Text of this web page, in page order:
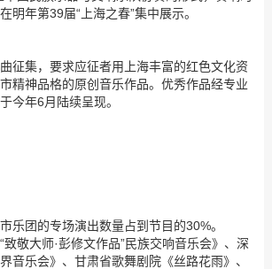
明年第39届“上海之春”集中展示。
征集，要求应征者用上海丰富的红色文化资
精神品格的原创音乐作品。优秀作品经专业
今年6月陆续呈现。
乐团的专场演出数量占到节目的30%。
敬大师·彭修文作品”民族交响音乐会》、深
音乐会》、甘肃省歌舞剧院《丝路花雨》、